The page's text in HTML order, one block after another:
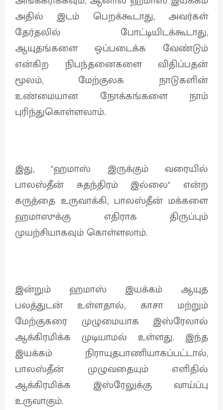
அதில் இடம் பெறக்கூடாது, அவர்கள்
தேர்தலில் போட்டியிடக்கூடாது,
ஆயுதங்களை ஒப்படைக்க வேண்டும்
என்கிற நிபந்தனைகளை விதிப்பதன்
மூலம், மேற்குலக நாடுகளின்
உண்மையான நோக்கங்களை நாம்
புரிந்துகொள்ளலாம்.
இது, "ஹமாஸ் இருக்கும் வரையில்
பாலஸ்தீன் சுதந்திரம் இல்லை" என்ற
கருத்தை உருவாக்கி, பாலஸ்தீன் மக்களை
ஹமாஸுக்கு எதிராக திருப்பும்
முயற்சியாகவும் கொள்ளலாம்.
இன்றும் ஹமாஸ் இயக்கம் ஆயுத
பலத்துடன் உள்ளதால், காசா மற்றும்
மேற்குகரை முழுமையாக இஸ்ரேலால்
ஆக்கிரமிக்க முடியாமல் உள்ளது. இந்த
இயக்கம் நிராயுதபாணியாகப்பட்டால்,
பாலஸ்தீன் முழுவதையும் எளிதில்
ஆக்கிரமிக்க இஸ்ரேலுக்கு வாய்ப்பு
உருவாகும்.